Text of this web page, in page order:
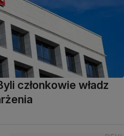
członkowie władz